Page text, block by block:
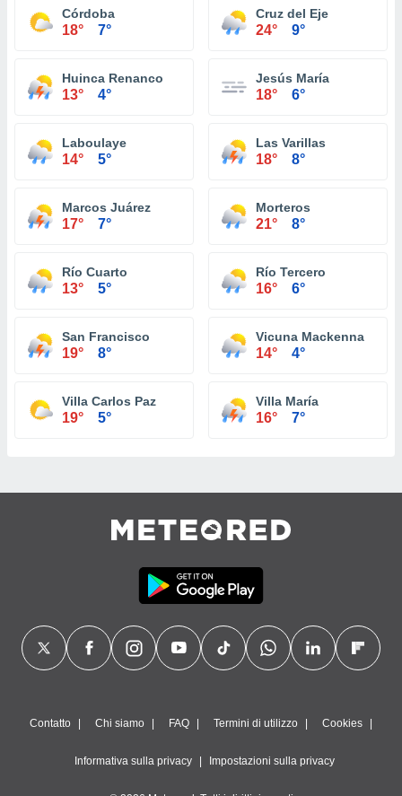
Córdoba
18° 7°
Cruz del Eje
24° 9°
Huinca Renanco
13° 4°
Jesús María
18° 6°
Laboulaye
14° 5°
Las Varillas
18° 8°
Marcos Juárez
17° 7°
Morteros
21° 8°
Río Cuarto
13° 5°
Río Tercero
16° 6°
San Francisco
19° 8°
Vicuna Mackenna
14° 4°
Villa Carlos Paz
19° 5°
Villa María
16° 7°
Contatto Chi siamo FAQ Termini di utilizzo Cookies
Informativa sulla privacy Impostazioni sulla privacy